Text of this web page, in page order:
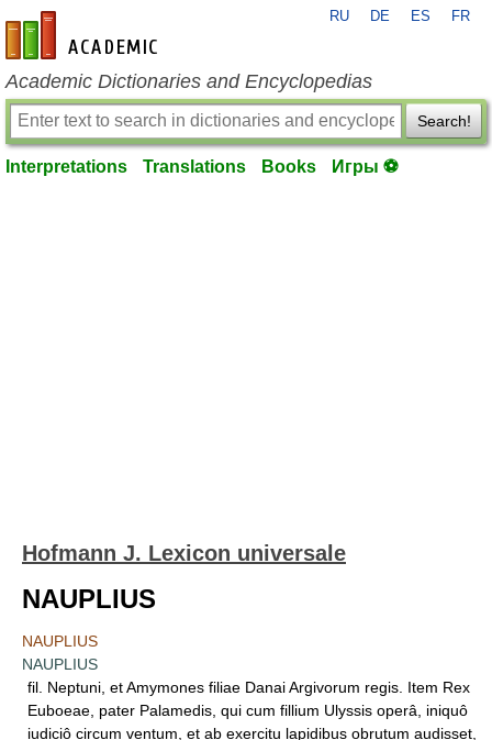
en-academic.com
RU DE ES FR
Academic Dictionaries and Encyclopedias
Search!
Interpretations Translations Books Игры ⚽
Hofmann J. Lexicon universale
NAUPLIUS
NAUPLIUS
NAUPLIUS
fil. Neptuni, et Amymones filiae Danai Argivorum regis. Item Rex
Euboeae, pater Palamedis, qui cum fillium Ulyssis operâ, iniquô
iudiciô circum ventum, et ab exercitu lapidibus obrutum audisset,